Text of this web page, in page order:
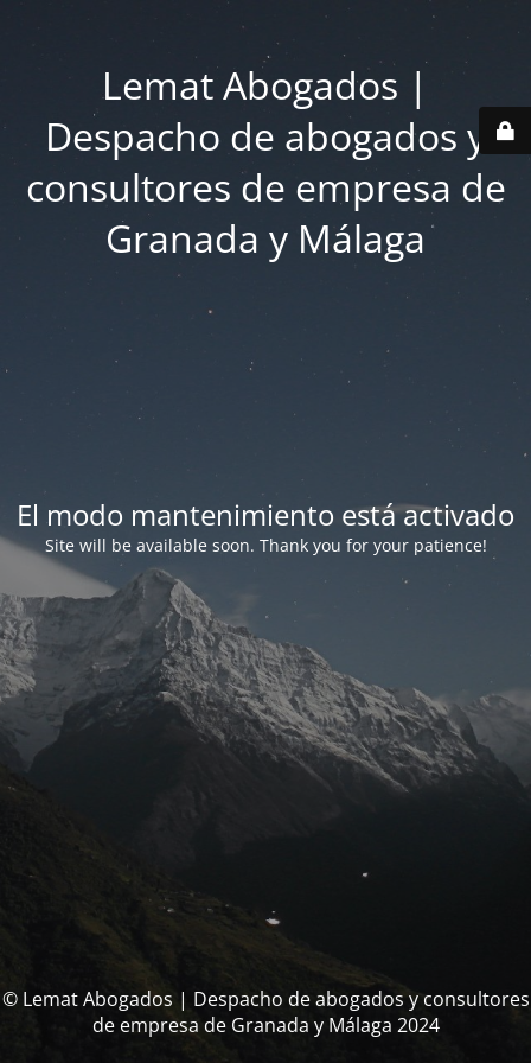
Lemat Abogados |
Despacho de abogados y
consultores de empresa de
Granada y Málaga
El modo mantenimiento está activado
Site will be available soon. Thank you for your patience!
© Lemat Abogados | Despacho de abogados y consultores
de empresa de Granada y Málaga 2024